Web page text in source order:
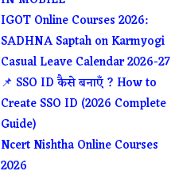
IGOT Online Courses 2026:
SADHNA Saptah on Karmyogi
Casual Leave Calendar 2026-27
📌 SSO ID कैसे बनाएँ ? How to
Create SSO ID (2026 Complete
Guide)
Ncert Nishtha Online Courses
2026